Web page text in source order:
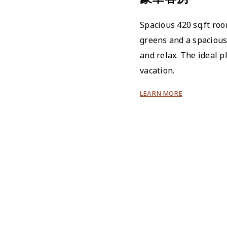
Spacious 420 sq.ft
greens and a
and relax. The ideal
vacation.
LEARN MORE